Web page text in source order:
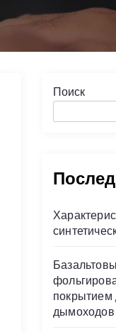
Поиск
покрытием
дымоходов